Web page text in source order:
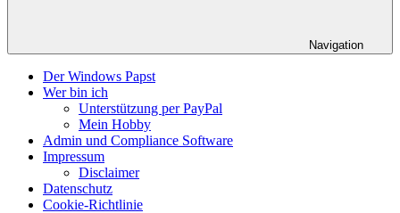
Navigation
Der Windows Papst
Wer bin ich
Unterstützung per PayPal
Mein Hobby
Admin und Compliance Software
Impressum
Disclaimer
Datenschutz
Cookie-Richtlinie